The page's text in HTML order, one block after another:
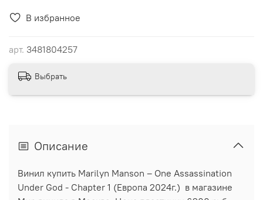
В избранное
арт. 3481804257
Выбрать
Описание
Винил купить Marilyn Manson ‎– One Assassination
Under God - Chapter 1 (Европа 2024г.) в магазине